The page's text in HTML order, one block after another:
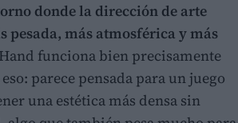
donde la dirección de arte
pesada, más atmosférica y más
funciona bien precisamente
parece pensada para un juego
una estética más densa sin